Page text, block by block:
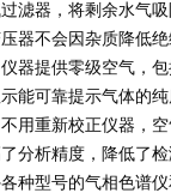
滤器，将剩余水气
器不会因杂质降低
提供零级空气，包
能可靠提示气体的
用重新校正仪器，
分析精度，降低了
种型号的气相色谱